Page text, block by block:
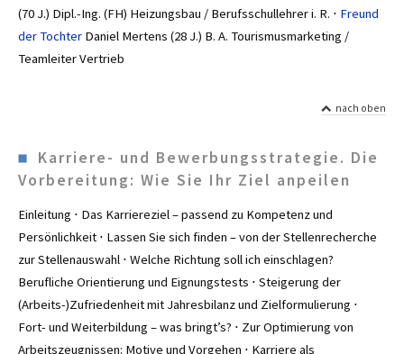
(70 J.) Dipl.-Ing. (FH) Heizungsbau / Berufsschullehrer i. R. ⋅ Freund
der Tochter Daniel Mertens (28 J.) B. A. Tourismusmarketing /
Teamleiter Vertrieb
nach oben
Karriere- und Bewerbungs­strategie. Die
Vorbereitung: Wie Sie Ihr Ziel anpeilen
Einleitung ⋅ Das Karriereziel – passend zu Kompetenz und
Persönlichkeit ⋅ Lassen Sie sich finden – von der Stellenrecherche
zur Stellenauswahl ⋅ Welche Richtung soll ich einschlagen?
Berufliche Orientierung und Eignungstests ⋅ Steigerung der
(Arbeits-)Zufriedenheit mit Jahresbilanz und Zielformulierung ⋅
Fort- und Weiterbildung – was bringt’s? ⋅ Zur Optimierung von
Arbeitszeugnissen: Motive und Vorgehen ⋅ Karriere als